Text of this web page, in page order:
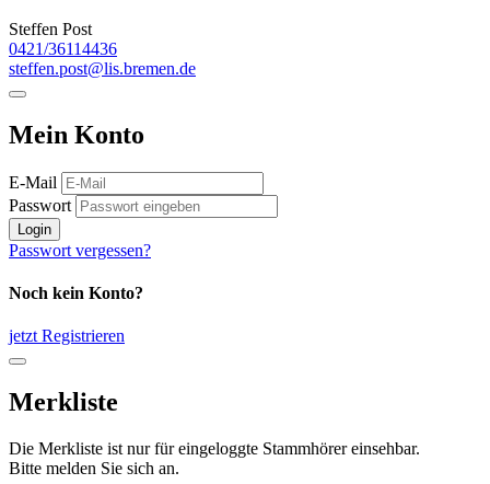
Steffen Post
0421/36114436
steffen.post@lis.bremen.de
Mein Konto
E-Mail
Passwort
Login
Passwort vergessen?
Noch kein Konto?
jetzt Registrieren
Merkliste
Die Merkliste ist nur für eingeloggte Stammhörer einsehbar.
Bitte melden Sie sich an.